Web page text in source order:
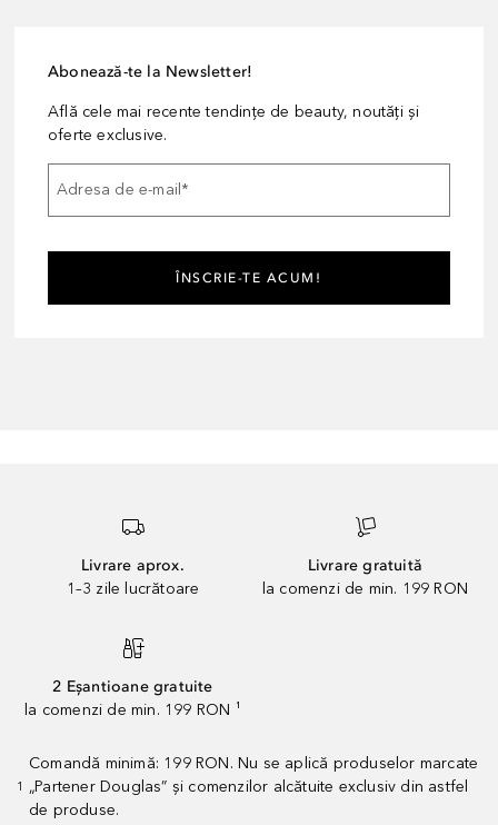
Abonează-te la Newsletter!
Află cele mai recente tendințe de beauty, noutăți și
oferte exclusive.
Adresa de e-mail*
ÎNSCRIE-TE ACUM!
Livrare aprox.
1–3 zile lucrătoare
Livrare gratuită
la comenzi de min. 199 RON
2 Eșantioane gratuite
la comenzi de min. 199 RON ¹
1
Comandă minimă: 199 RON. Nu se aplică produselor marcate
„Partener Douglas” și comenzilor alcătuite exclusiv din astfel
de produse.